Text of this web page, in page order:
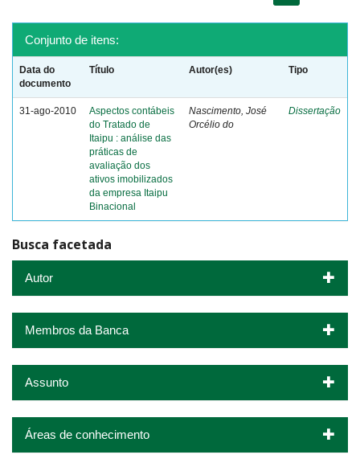
Conjunto de itens:
Data do
documento
Título Autor(es) Tipo
31-ago-2010
Aspectos contábeis
do Tratado de
Itaipu : análise das
práticas de
avaliação dos
ativos imobilizados
da empresa Itaipu
Binacional
Nascimento, José
Orcélio do
Dissertação
Busca facetada
Autor
Membros da Banca
Assunto
Áreas de conhecimento